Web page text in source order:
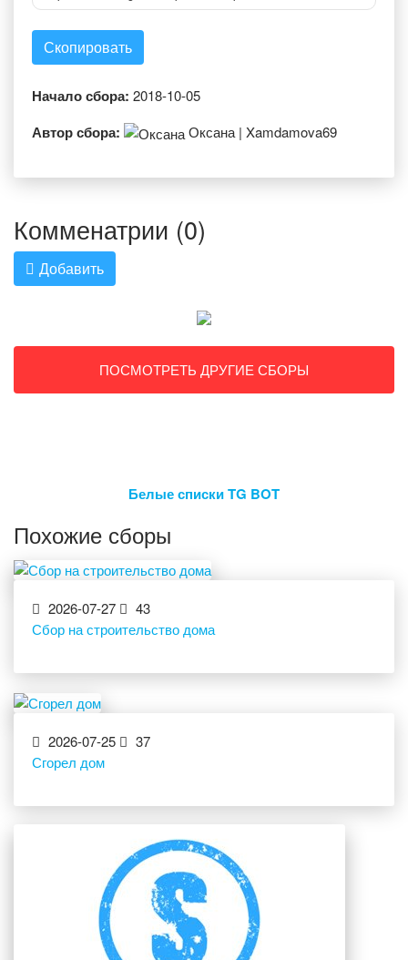
Скопировать
Начало сбора: 2018-10-05
Автор сбора: Оксана | Xamdamova69
Комменатрии (0)
Добавить
ПОСМОТРЕТЬ ДРУГИЕ СБОРЫ
Белые списки TG BOT
Похожие сборы
2026-07-27
43
Сбор на строительство дома
2026-07-25
37
Сгорел дом